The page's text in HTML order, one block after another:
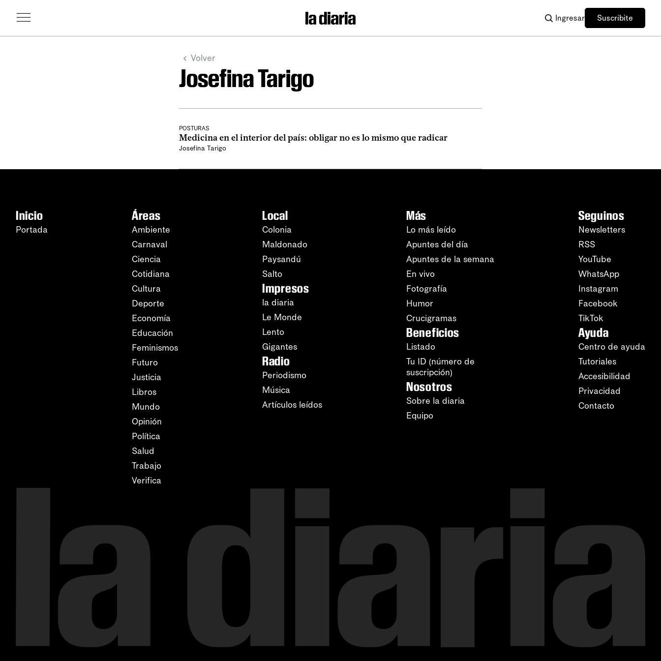
Ingresar Suscribite
Volver
Josefina Tarigo
POSTURAS
Medicina en el interior del país: obligar no es lo mismo que radicar
Josefina Tarigo
Inicio
Portada
Áreas
Ambiente
Carnaval
Ciencia
Cotidiana
Cultura
Deporte
Economía
Educación
Feminismos
Futuro
Justicia
Libros
Mundo
Opinión
Política
Salud
Trabajo
Verifica
Local
Colonia
Maldonado
Paysandú
Salto
Impresos
la diaria
Le Monde
Lento
Gigantes
Radio
Periodismo
Música
Artículos leídos
Más
Lo más leído
Apuntes del día
Apuntes de la semana
En vivo
Fotografía
Humor
Crucigramas
Beneficios
Listado
Tu ID (número de
suscripción)
Nosotros
Sobre la diaria
Equipo
Seguinos
Newsletters
RSS
YouTube
WhatsApp
Instagram
Facebook
TikTok
Ayuda
Centro de ayuda
Tutoriales
Accesibilidad
Privacidad
Contacto